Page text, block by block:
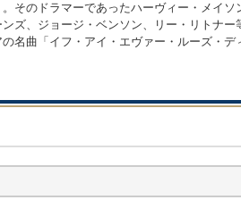
そのドラマーであったハーヴィー・メイ
ズ、ジョージ・ベンソン、リー・リトナ
曲「イフ・アイ・エヴァー・ルーズ・デ